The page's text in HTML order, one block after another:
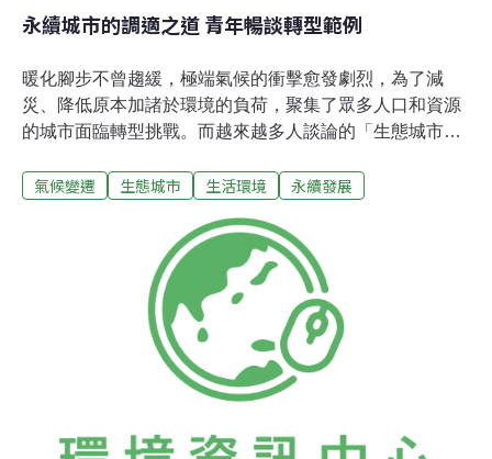
永續城市的調適之道 青年暢談轉型範例
暖化腳步不曾趨緩，極端氣候的衝擊愈發劇烈，為了減
災、降低原本加諸於環境的負荷，聚集了眾多人口和資源
的城市面臨轉型挑戰。而越來越多人談論的「生態城市」
青年氣候聯盟）在台北公館片場咖啡店進行議題討論，由
域的青年朋友，針對生態城市，以瑞典哈瑪比為案例，探
討其如何自高汙染工業城轉型為生態之城，進一步釐清對
生態城市的想像。面面俱到的生態城市「一個健全的生態
城市，必須具備著田園、都市、鄉村，三大關鍵元素於一
身。」議題分享者之一，台大生傳系的方翔奕同學分享著
他的想法，他也認為，一個生態城市的指標任務，不僅僅
包括了大家所熟稔的均衡發展、優化能源、發展經濟，更
個城市，成為低汙、節能、緊湊、充滿活力且與自然合諧
氣候變遷 生態城市 生活環境 永續發展